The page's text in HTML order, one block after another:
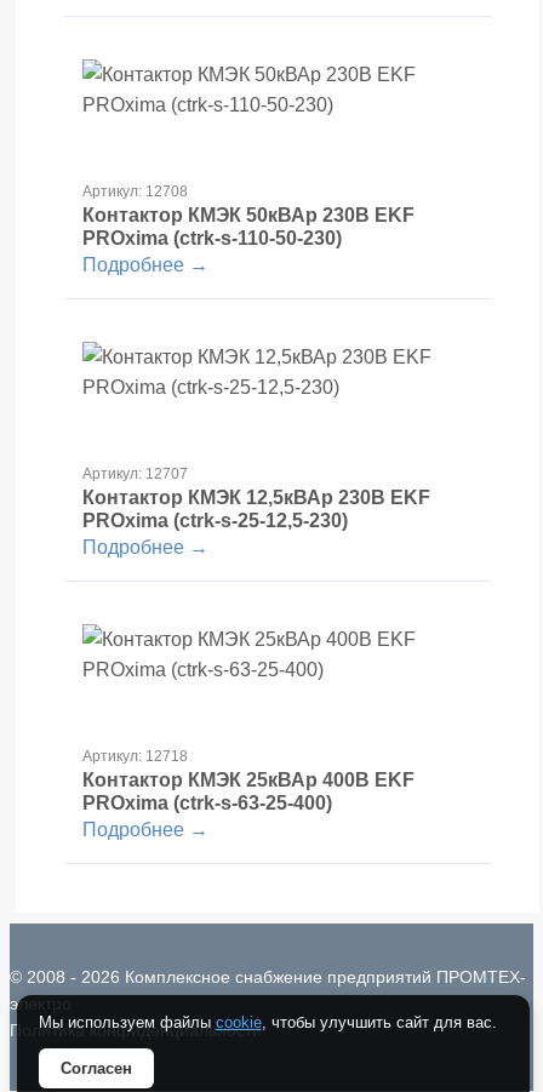
Артикул: 12708
Контактор КМЭК 50кВАр 230В EKF
PROxima (ctrk-s-110-50-230)
Подробнее →
Артикул: 12707
Контактор КМЭК 12,5кВАр 230В EKF
PROxima (ctrk-s-25-12,5-230)
Подробнее →
Артикул: 12718
Контактор КМЭК 25кВАр 400В EKF
PROxima (ctrk-s-63-25-400)
Подробнее →
© 2008 - 2026 Комплексное снабжение предприятий ПРОМТЕХ-
электро
Политика конфиденциальности
Мы используем файлы cookie, чтобы улучшить сайт для вас.
Согласен